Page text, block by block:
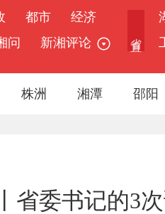
都市
经济
问 新湘评论
株洲 湘潭 邵阳
省委书记的3